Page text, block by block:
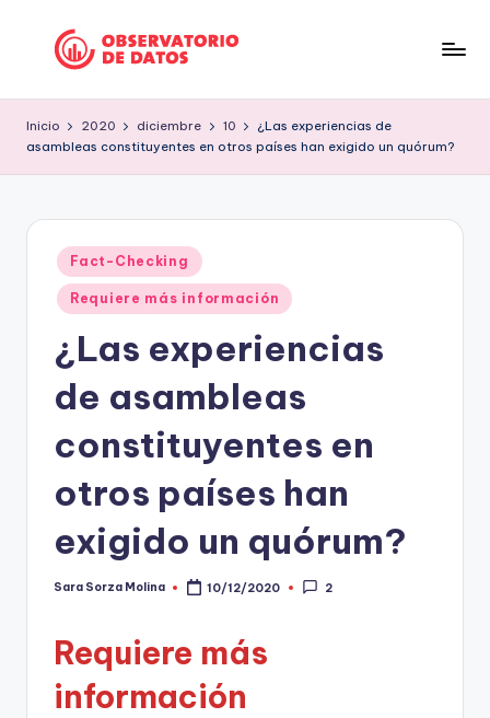
contenido
e
ri
is
m
D
free
Charles
Preswitch
Scott
Inicio 2020 diciembre 10
¿Las experiencias de
asambleas constituyentes en otros países han exigido un quórum?
Publicado
en
Fact-Checking
Requiere más información
¿Las experiencias
de asambleas
constituyentes en
otros países han
exigido un quórum?
Publicado
Sara Sorza Molina 10/12/2020 2
Requiere más
información